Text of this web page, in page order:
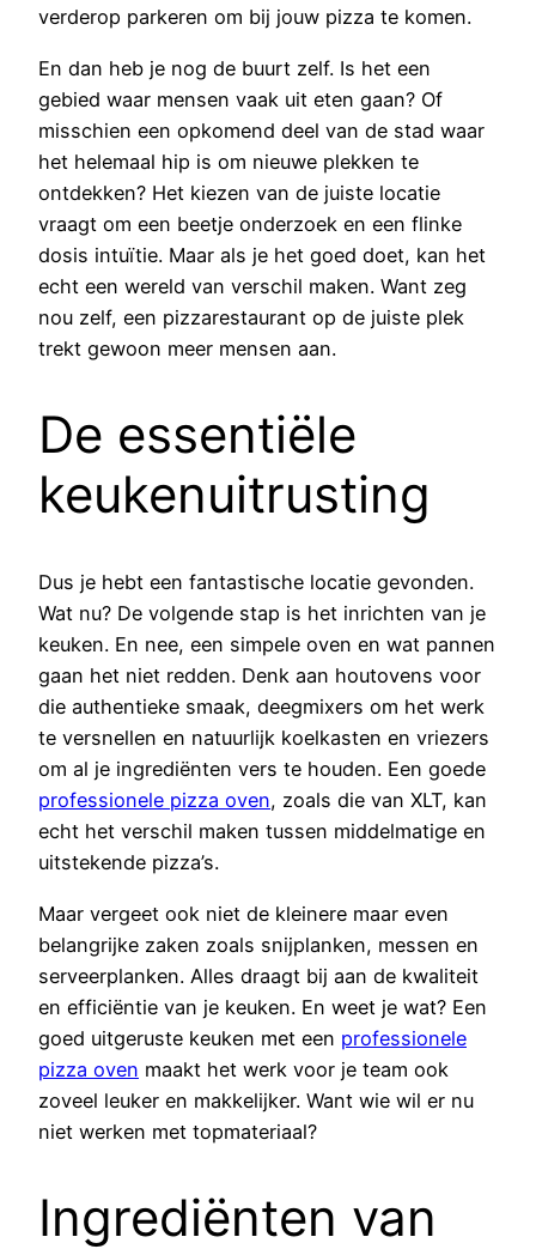
verderop parkeren om bij jouw pizza te komen.
En dan heb je nog de buurt zelf. Is het een
gebied waar mensen vaak uit eten gaan? Of
misschien een opkomend deel van de stad waar
het helemaal hip is om nieuwe plekken te
ontdekken? Het kiezen van de juiste locatie
vraagt om een beetje onderzoek en een flinke
dosis intuïtie. Maar als je het goed doet, kan het
echt een wereld van verschil maken. Want zeg
nou zelf, een pizzarestaurant op de juiste plek
trekt gewoon meer mensen aan.
De essentiële
keukenuitrusting
Dus je hebt een fantastische locatie gevonden.
Wat nu? De volgende stap is het inrichten van je
keuken. En nee, een simpele oven en wat pannen
gaan het niet redden. Denk aan houtovens voor
die authentieke smaak, deegmixers om het werk
te versnellen en natuurlijk koelkasten en vriezers
om al je ingrediënten vers te houden. Een goede
professionele pizza oven, zoals die van XLT, kan
echt het verschil maken tussen middelmatige en
uitstekende pizza’s.
Maar vergeet ook niet de kleinere maar even
belangrijke zaken zoals snijplanken, messen en
serveerplanken. Alles draagt bij aan de kwaliteit
en efficiëntie van je keuken. En weet je wat? Een
goed uitgeruste keuken met een professionele
pizza oven maakt het werk voor je team ook
zoveel leuker en makkelijker. Want wie wil er nu
niet werken met topmateriaal?
Ingrediënten van